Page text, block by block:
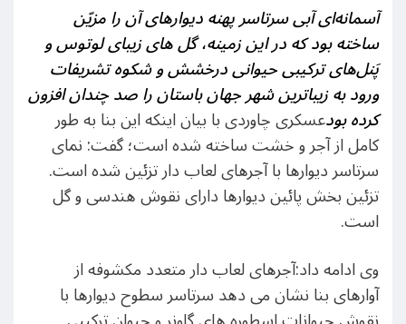
آسمانه‌ای آبی سرتاسر پهنه دیوارهای آن را مزیّن
ساخته بود که در این زمینه، گل های زیبای لوتوس و
پَنل‌های ترکیبی حیوانی درخشش و شکوه تشریفات
ورود به زیباترین شهر جهان باستان را صد چندان افزون
کرده بودعسکری چاوردی با بیان اینکه این بنا به طور
کامل از آجر و خشت ساخته شده است؛ گفت: نمای
سرتاسر دیوارها با آجرهای لعاب دار تزئین شده است.
تزئین بخش پائین دیوارها دارای نقوش هندسی و گل
است.
وی ادامه داد:آجرهای لعاب دار متعدد مکشوفه از
آوارهای بنا نشان می دهد سرتاسر سطوح دیوارها با